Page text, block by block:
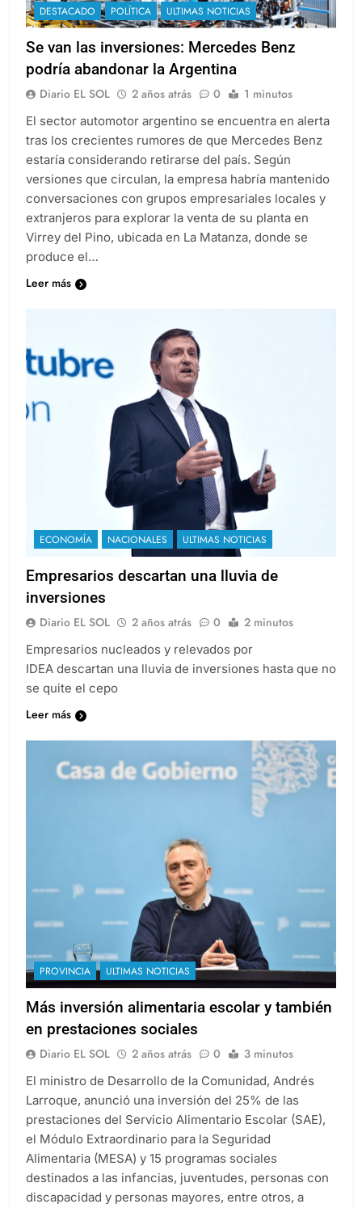
DESTACADO POLÍTICA ULTIMAS NOTICIAS
Se van las inversiones: Mercedes Benz
podría abandonar la Argentina
Diario EL SOL 2 años atrás 0 1 minutos
El sector automotor argentino se encuentra en alerta
tras los crecientes rumores de que Mercedes Benz
estaría considerando retirarse del país. Según
versiones que circulan, la empresa habría mantenido
conversaciones con grupos empresariales locales y
extranjeros para explorar la venta de su planta en
Virrey del Pino, ubicada en La Matanza, donde se
produce el…
Leer más
ECONOMÍA NACIONALES ULTIMAS NOTICIAS
Empresarios descartan una lluvia de
inversiones
Diario EL SOL 2 años atrás 0 2 minutos
Empresarios nucleados y relevados por
IDEA descartan una lluvia de inversiones hasta que no
se quite el cepo
Leer más
PROVINCIA ULTIMAS NOTICIAS
Más inversión alimentaria escolar y también
en prestaciones sociales
Diario EL SOL 2 años atrás 0 3 minutos
El ministro de Desarrollo de la Comunidad, Andrés
Larroque, anunció una inversión del 25% de las
prestaciones del Servicio Alimentario Escolar (SAE),
el Módulo Extraordinario para la Seguridad
Alimentaria (MESA) y 15 programas sociales
destinados a las infancias, juventudes, personas con
discapacidad y personas mayores, entre otros, a